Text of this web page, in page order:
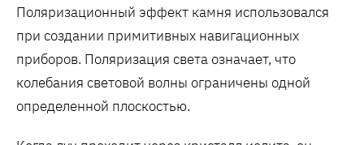
Поляризационный эффект камня использовался
при создании примитивных навигационных
приборов. Поляризация света означает, что
колебания световой волны ограничены одной
определенной плоскостью.